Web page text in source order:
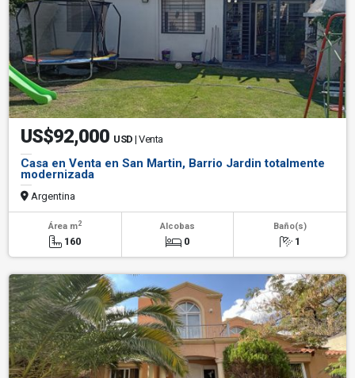
US$92,000 USD | Venta
Casa en Venta en San Martin, Barrio Jardin totalmente
modernizada
Argentina
Área m2
160
Alcobas
0
Baño(s)
1